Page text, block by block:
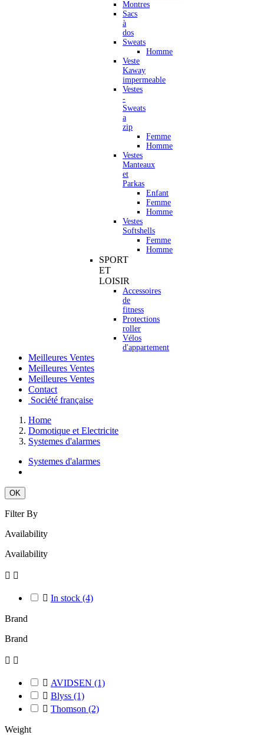
Montres
Sacs
à
dos
Sweats
Homme
Veste
Kaway
impermeable
Vestes
-
Sweats
a
zip
Femme
Homme
Vestes
Manteaux
et
Parkas
Enfant
Femme
Homme
Vestes
Softshells
Femme
Homme
SPORT
ET
LOISIR
Accessoires
de
fitness
Protections
roller
Vélos
d'appartement
Meilleures Ventes
Meilleures Ventes
Meilleures Ventes
Contact
Société française
Home
Domotique et Electricite
Systemes d'alarmes
Systemes d'alarmes
OK
Filter By
Availability
Availability
 
 In stock (4)
Brand
Brand
 
 AVIDSEN (1)
 Blyss (1)
 Thomson (2)
Weight